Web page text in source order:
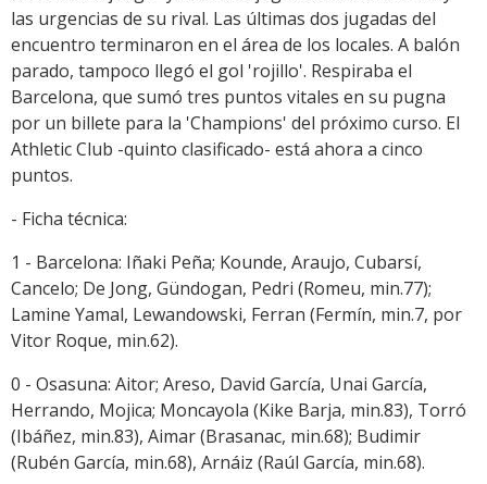
las urgencias de su rival. Las últimas dos jugadas del
encuentro terminaron en el área de los locales. A balón
parado, tampoco llegó el gol 'rojillo'. Respiraba el
Barcelona, que sumó tres puntos vitales en su pugna
por un billete para la 'Champions' del próximo curso. El
Athletic Club -quinto clasificado- está ahora a cinco
puntos.
- Ficha técnica:
1 - Barcelona: Iñaki Peña; Kounde, Araujo, Cubarsí,
Cancelo; De Jong, Gündogan, Pedri (Romeu, min.77);
Lamine Yamal, Lewandowski, Ferran (Fermín, min.7, por
Vitor Roque, min.62).
0 - Osasuna: Aitor; Areso, David García, Unai García,
Herrando, Mojica; Moncayola (Kike Barja, min.83), Torró
(Ibáñez, min.83), Aimar (Brasanac, min.68); Budimir
(Rubén García, min.68), Arnáiz (Raúl García, min.68).